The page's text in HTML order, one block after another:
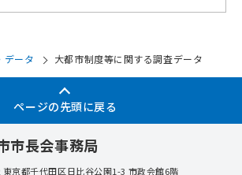
データ 大都市制度等に関する調査データ
ページの先頭に戻る
市長会事務局
東京都千代田区日比谷公園1-3 市政会館6階